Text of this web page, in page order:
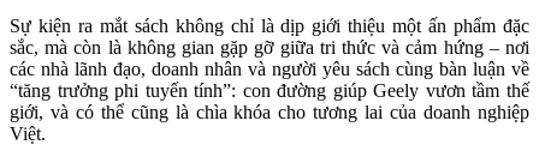
Sự kiện ra mắt sách không chỉ là dịp giới thiệu một ấn phẩm đặc
sắc, mà còn là không gian gặp gỡ giữa tri thức và cảm hứng – nơi
các nhà lãnh đạo, doanh nhân và người yêu sách cùng bàn luận về
“tăng trưởng phi tuyến tính”: con đường giúp Geely vươn tầm thế
giới, và có thể cũng là chìa khóa cho tương lai của doanh nghiệp
Việt.